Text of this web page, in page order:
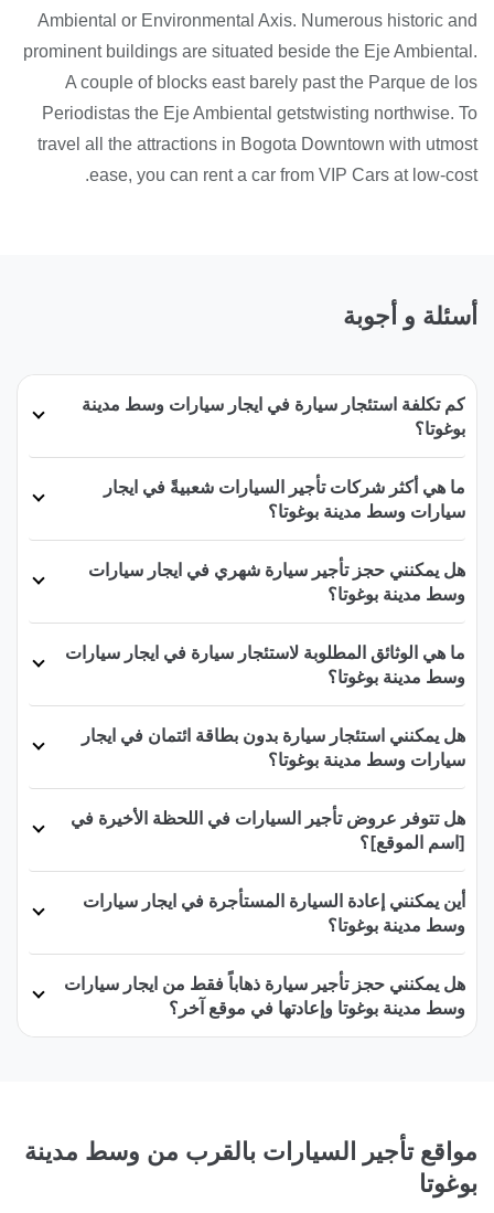
Ambiental or Environmental Axis. Numerous historic and
prominent buildings are situated beside the Eje Ambiental.
A couple of blocks east barely past the Parque de los
Periodistas the Eje Ambiental getstwisting northwise. To
travel all the attractions in Bogota Downtown with utmost
ease, you can rent a car from VIP Cars at low-cost.
أسئلة و أجوبة
كم تكلفة استئجار سيارة في ايجار سيارات وسط مدينة
بوغوتا؟
ما هي أكثر شركات تأجير السيارات شعبيةً في ايجار
سيارات وسط مدينة بوغوتا؟
هل يمكنني حجز تأجير سيارة شهري في ايجار سيارات
وسط مدينة بوغوتا؟
ما هي الوثائق المطلوبة لاستئجار سيارة في ايجار سيارات
وسط مدينة بوغوتا؟
هل يمكنني استئجار سيارة بدون بطاقة ائتمان في ايجار
سيارات وسط مدينة بوغوتا؟
هل تتوفر عروض تأجير السيارات في اللحظة الأخيرة في
[اسم الموقع]؟
أين يمكنني إعادة السيارة المستأجرة في ايجار سيارات
وسط مدينة بوغوتا؟
هل يمكنني حجز تأجير سيارة ذهاباً فقط من ايجار سيارات
وسط مدينة بوغوتا وإعادتها في موقع آخر؟
مواقع تأجير السيارات بالقرب من وسط مدينة
بوغوتا